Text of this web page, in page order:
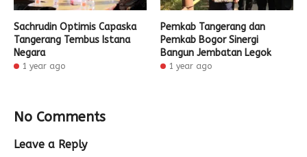
Sachrudin Optimis Capaska
Tangerang Tembus Istana
Negara
1 year ago
Pemkab Tangerang dan
Pemkab Bogor Sinergi
Bangun Jembatan Legok
1 year ago
No Comments
Leave a Reply